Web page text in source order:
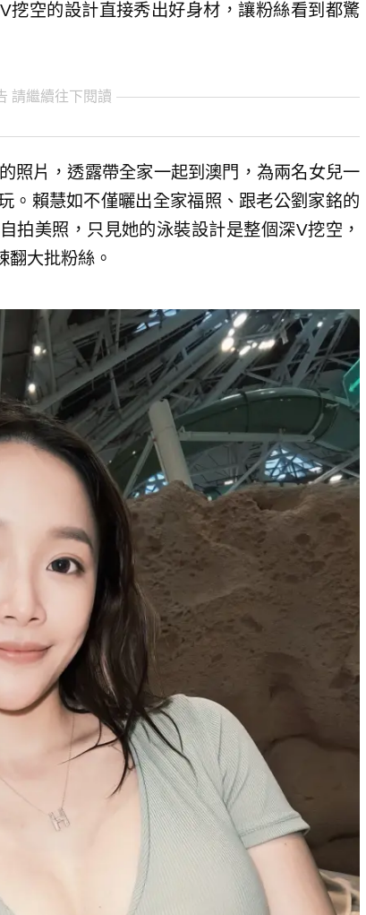
挖空的設計直接秀出好身材，讓粉絲看到都驚
請繼續往下閱讀
照片，透露帶全家一起到澳門，為兩名女兒一
。賴慧如不僅曬出全家福照、跟老公劉家銘的
拍美照，只見她的泳裝設計是整個深V挖空，
翻大批粉絲。